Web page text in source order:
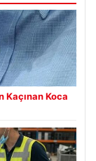
Kaçınan Koca